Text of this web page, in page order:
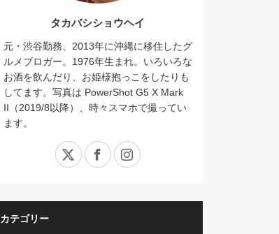
タカバシショウヘイ
元・渋谷勤務、2013年に沖縄に移住したグ
ルメブロガー。1976年生まれ。いろいろな
お酒を飲んだり、お姫様抱っこをしたりも
してます。写真は PowerShot G5 X Mark
II（2019/8以降）、時々スマホで撮ってい
ます。
X FacebookInstagram
カテゴリー